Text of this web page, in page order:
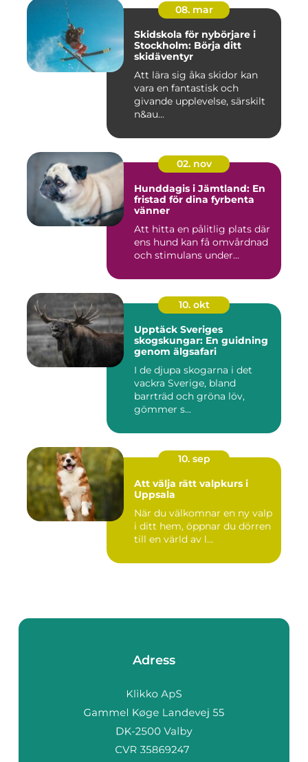
08. mar
Skidskola för nybörjare i
Stockholm: Börja ditt
skidäventyr
Att lära sig åka skidor kan
vara en fantastisk och
givande upplevelse, särskilt
n&au...
02. nov
Hunddagis i Jämtland: En
fristad för dina fyrbenta
vänner
Att hitta en pålitlig plats där
ens hund kan få omvårdnad
och stimulans under...
10. okt
Upptäck Sveriges
skogskungar: En guidning
genom älgsafari
I de djupa skogarna i det
vackra Sverige, bland
barrträd och gröna löv,
gömmer s...
10. sep
Att välja rätt valpkurs i
Uppsala
När du välkomnar en ny valp
i ditt hem, öppnar du dörren
till en värld av l...
Adress